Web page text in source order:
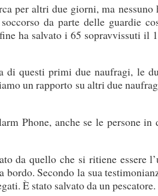
per altri due giorni, ma nessuno
da parte delle guardie
ha salvato i 65 sopravvissuti il
di questi primi due naufragi, le
un rapporto su altri due
Phone, anche se le persone
da quello che si ritiene essere
Secondo la sua
È stato salvato da un pescatore.